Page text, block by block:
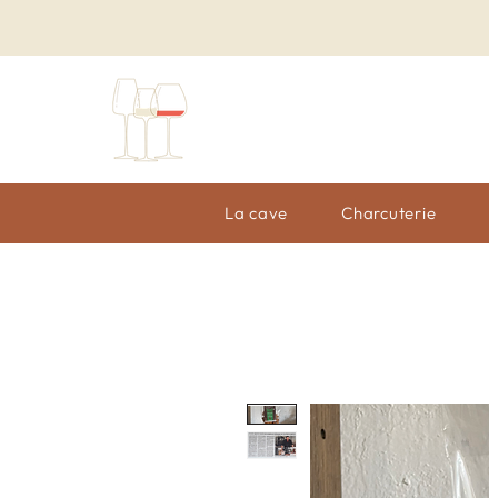
La cave Charcuterie